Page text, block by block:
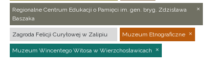
Regionalne Centrum Edukacji o Pamięci im. gen. bryg. Zdzisława
Baszaka
Zagroda Felicji Curyłowej w Zalipiu Muzeum Etnograficzne
Muzeum Wincentego Witosa w Wierzchosławicach